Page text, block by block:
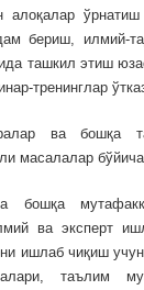
алоқалар
бериш, илмий-
ташкил этиш
тренинглар
ва бошқа
масалалар
ва эксперт
ишлаб чиқиш
таълим